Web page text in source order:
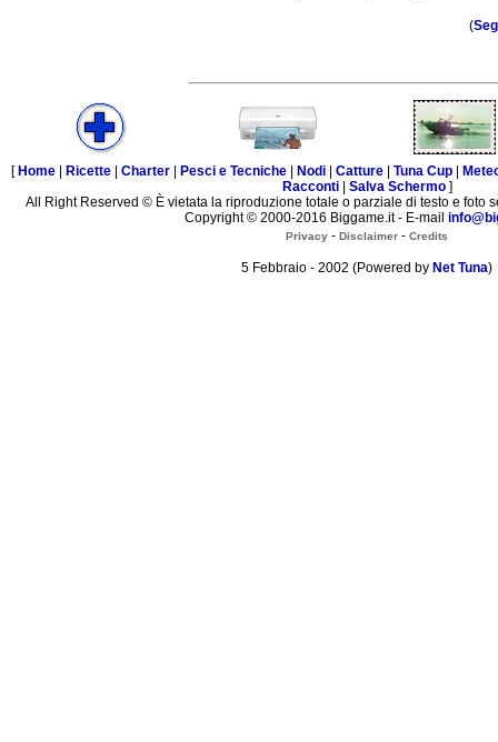
(
[ Home Ricette Charter Pesci e Tecniche Nodi Catture Tuna Cup
Racconti| Salva Schermo]
All Right Reserved © È vietata la riproduzione totale o parziale di testo e foto
Copyright © 2000-2016 Biggame.it - E-mail
Privacy - Disclaimer - Credits
5 Febbraio - 2002 (Powered by Net Tuna)